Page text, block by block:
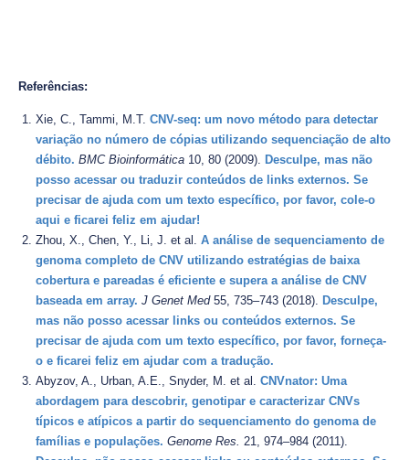
Referências:
Xie, C., Tammi, M.T. CNV-seq: um novo método para detectar
variação no número de cópias utilizando sequenciação de alto
débito. BMC Bioinformática 10, 80 (2009). Desculpe, mas não
posso acessar ou traduzir conteúdos de links externos. Se
precisar de ajuda com um texto específico, por favor, cole-o
aqui e ficarei feliz em ajudar!
Zhou, X., Chen, Y., Li, J. et al. A análise de sequenciamento de
genoma completo de CNV utilizando estratégias de baixa
cobertura e pareadas é eficiente e supera a análise de CNV
baseada em array. J Genet Med55, 735–743 (2018). Desculpe,
mas não posso acessar links ou conteúdos externos. Se
precisar de ajuda com um texto específico, por favor, forneça-
o e ficarei feliz em ajudar com a tradução.
Abyzov, A., Urban, A.E., Snyder, M. et al. CNVnator: Uma
abordagem para descobrir, genotipar e caracterizar CNVs
típicos e atípicos a partir do sequenciamento do genoma de
famílias e populações. Genome Res. 21, 974–984 (2011).